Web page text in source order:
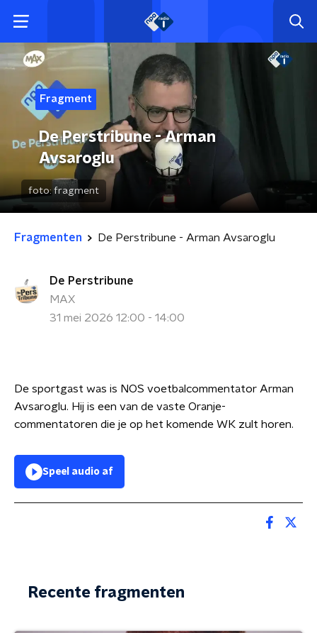
Fragment
De Perstribune - Arman
Avsaroglu
foto:fragment
Fragmenten De Perstribune - Arman Avsaroglu
De Perstribune
MAX
31 mei 2026 12:00 - 14:00
De sportgast was is NOS voetbalcommentator Arman
Avsaroglu. Hij is een van de vaste Oranje-
commentatoren die je op het komende WK zult horen.
Speel audio af
Recente fragmenten